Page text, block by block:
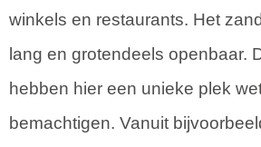
winkels en restaurants. Het
lang en grotendeels openbaar.
hebben hier een unieke plek
bemachtigen. Vanuit